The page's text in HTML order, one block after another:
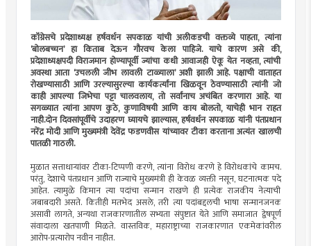
कॉंग्रेसचे प्रदेशाध्यक्ष हर्षवर्धन सपकाळ यांची अलीकडची वक्तव्ये पाहता, त्यांना
‘बोलबच्चन’ हा किताब देऊन गौरवच केला पाहिजे. याचे कारण असे की,
प्रदेशाध्यक्षपदी विराजमान होण्यापूर्वी ज्यांचा कधी आवाजही ऐकू येत नव्हता, त्यांची
अवस्था आता ‘उचलली जीभ लावली टाळ्याला’ अशी झाली आहे. पक्षाची वाताहत
रोखण्यासाठी आणि उरल्यासुरल्या कार्यकर्त्यांना खिळवून ठेवण्यासाठी त्यांनी जो
काही आपल्या जिभेचा पट्टा चालवलाय, तो सर्वांनाच अचंबित करणारा आहे. या
सगळ्यात त्यांना आपण कुठे, कुणाविषयी आणि काय बोलतो, याचेही भान राहत
नाही.दोन दिवसांपूर्वीचे उदाहरण घ्यायचे झाल्यास, हर्षवर्धन सपकाळ यांनी पंतप्रधान
नरेंद्र मोदी आणि मुख्यमंत्री देवेंद्र फडणवीस यांच्यावर टीका करताना अत्यंत खालची
पातळी गाठली.
मुळात सत्ताधार्‍यांवर टीका-टिप्पणी करणे, त्यांना विरोध करणे हे विरोधकांचे कामच.
परंतु, देशाचे पंतप्रधान आणि राज्याचे मुख्यमंत्री ही केवळ व्यक्ती नसून, घटनात्मक पदे
आहेत. त्यामुळे किमान त्या पदांचा सन्मान राखणे ही प्रत्येक राजकीय नेत्याची
जबाबदारी असते. कितीही मतभेद असले, तरी त्या पदांबद्दलची भाषा सन्मानजनक
असावी लागते, अन्यथा राजकारणातील सभ्यता संपुष्टात येते आणि समाजात द्वेषपूर्ण
संवादाला खतपाणी मिळते. वास्तविक, महाराष्ट्राच्या राजकारणात एकमेकांवरील
आरोप-प्रत्यारोप नवीन नाहीत.